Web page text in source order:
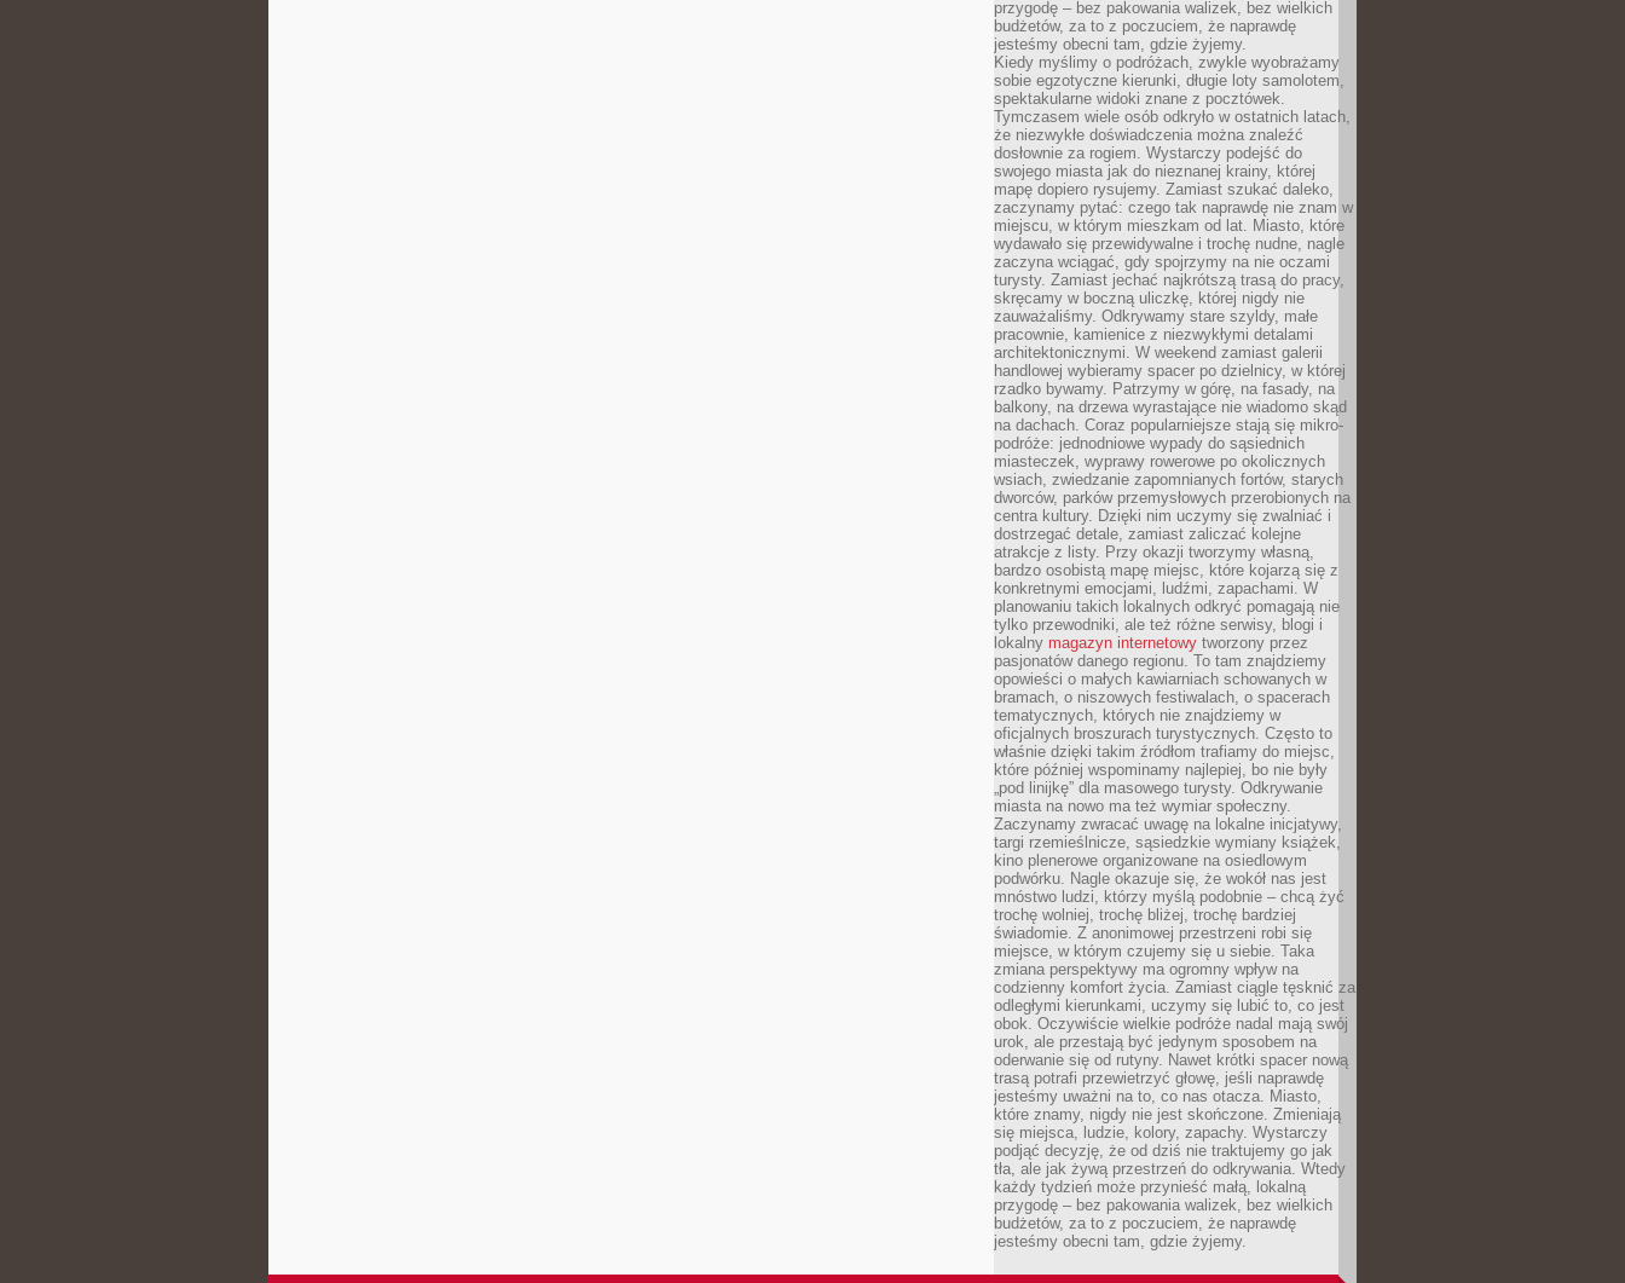
przygodę – bez pakowania walizek, bez wielkich
budżetów, za to z poczuciem, że naprawdę
jesteśmy obecni tam, gdzie żyjemy.
Kiedy myślimy o podróżach, zwykle wyobrażamy
sobie egzotyczne kierunki, długie loty samolotem,
spektakularne widoki znane z pocztówek.
Tymczasem wiele osób odkryło w ostatnich latach,
że niezwykłe doświadczenia można znaleźć
dosłownie za rogiem. Wystarczy podejść do
swojego miasta jak do nieznanej krainy, której
mapę dopiero rysujemy. Zamiast szukać daleko,
zaczynamy pytać: czego tak naprawdę nie znam w
miejscu, w którym mieszkam od lat. Miasto, które
wydawało się przewidywalne i trochę nudne, nagle
zaczyna wciągać, gdy spojrzymy na nie oczami
turysty. Zamiast jechać najkrótszą trasą do pracy,
skręcamy w boczną uliczkę, której nigdy nie
zauważaliśmy. Odkrywamy stare szyldy, małe
pracownie, kamienice z niezwykłymi detalami
architektonicznymi. W weekend zamiast galerii
handlowej wybieramy spacer po dzielnicy, w której
rzadko bywamy. Patrzymy w górę, na fasady, na
balkony, na drzewa wyrastające nie wiadomo skąd
na dachach. Coraz popularniejsze stają się mikro-
podróże: jednodniowe wypady do sąsiednich
miasteczek, wyprawy rowerowe po okolicznych
wsiach, zwiedzanie zapomnianych fortów, starych
dworców, parków przemysłowych przerobionych na
centra kultury. Dzięki nim uczymy się zwalniać i
dostrzegać detale, zamiast zaliczać kolejne
atrakcje z listy. Przy okazji tworzymy własną,
bardzo osobistą mapę miejsc, które kojarzą się z
konkretnymi emocjami, ludźmi, zapachami. W
planowaniu takich lokalnych odkryć pomagają nie
tylko przewodniki, ale też różne serwisy, blogi i
lokalny magazyn internetowy tworzony przez
pasjonatów danego regionu. To tam znajdziemy
opowieści o małych kawiarniach schowanych w
bramach, o niszowych festiwalach, o spacerach
tematycznych, których nie znajdziemy w
oficjalnych broszurach turystycznych. Często to
właśnie dzięki takim źródłom trafiamy do miejsc,
które później wspominamy najlepiej, bo nie były
„pod linijkę” dla masowego turysty. Odkrywanie
miasta na nowo ma też wymiar społeczny.
Zaczynamy zwracać uwagę na lokalne inicjatywy,
targi rzemieślnicze, sąsiedzkie wymiany książek,
kino plenerowe organizowane na osiedlowym
podwórku. Nagle okazuje się, że wokół nas jest
mnóstwo ludzi, którzy myślą podobnie – chcą żyć
trochę wolniej, trochę bliżej, trochę bardziej
świadomie. Z anonimowej przestrzeni robi się
miejsce, w którym czujemy się u siebie. Taka
zmiana perspektywy ma ogromny wpływ na
codzienny komfort życia. Zamiast ciągle tęsknić za
odległymi kierunkami, uczymy się lubić to, co jest
obok. Oczywiście wielkie podróże nadal mają swój
urok, ale przestają być jedynym sposobem na
oderwanie się od rutyny. Nawet krótki spacer nową
trasą potrafi przewietrzyć głowę, jeśli naprawdę
jesteśmy uważni na to, co nas otacza. Miasto,
które znamy, nigdy nie jest skończone. Zmieniają
się miejsca, ludzie, kolory, zapachy. Wystarczy
podjąć decyzję, że od dziś nie traktujemy go jak
tła, ale jak żywą przestrzeń do odkrywania. Wtedy
każdy tydzień może przynieść małą, lokalną
przygodę – bez pakowania walizek, bez wielkich
budżetów, za to z poczuciem, że naprawdę
jesteśmy obecni tam, gdzie żyjemy.